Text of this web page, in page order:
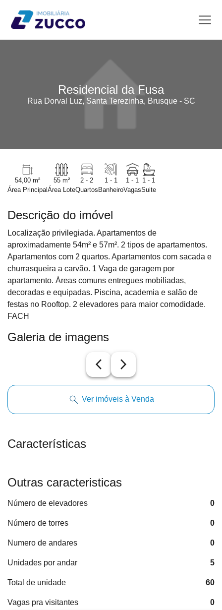
Residencial da Fusa
Rua Dorval Luz, Santa Terezinha, Brusque - SC
54,00 m²
Área Principal
55 m²
Área Lote
2 - 2
Quartos
1 - 1
Banheiro
1 - 1
Vagas
1 - 1
Suite
Descrição do imóvel
Localização privilegiada. Apartamentos de
aproximadamente 54m² e 57m². 2 tipos de apartamentos.
Apartamentos com 2 quartos. Apartamentos com sacada e
churrasqueira a carvão. 1 Vaga de garagem por
apartamento. Áreas comuns entregues mobiliadas,
decoradas e equipadas. Piscina, academia e salão de
festas no Rooftop. 2 elevadores para maior comodidade.
FACH
Galeria de imagens
arrow_back_ios_new arrow_forward_ios
Ver imóveis à Venda
Características
Outras caracteristicas
Número de elevadores 0
Número de torres 0
Numero de andares 0
Unidades por andar 5
Total de unidade 60
Vagas pra visitantes 0